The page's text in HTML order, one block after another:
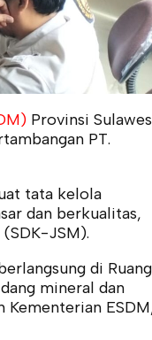
Provinsi
PT.
tata kelola
dan berkualitas,
JSM).
di Ruang
mineral dan